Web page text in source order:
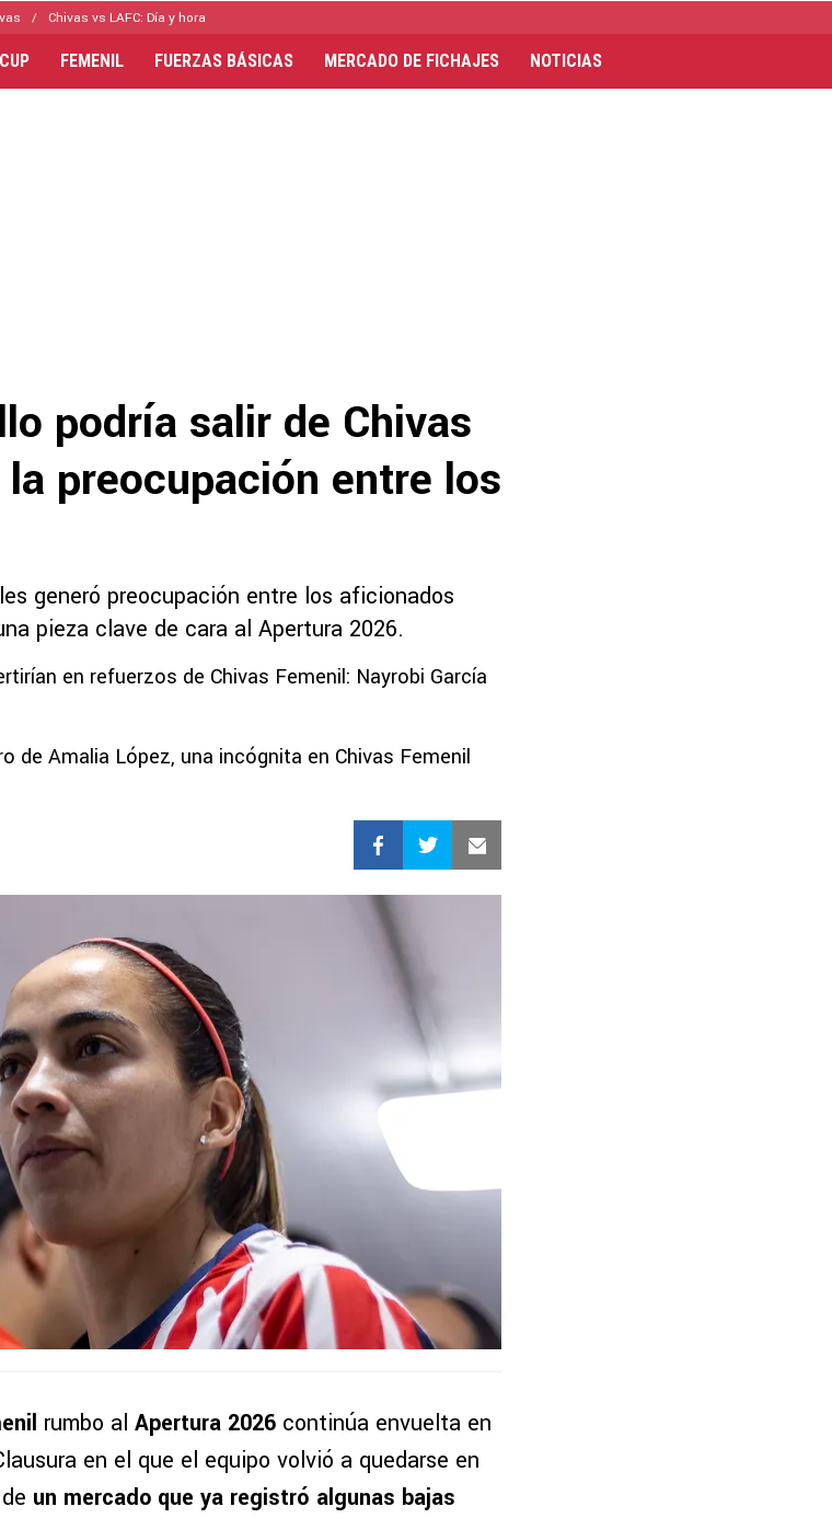
Chivas vs LAFC: Día y hora
FEMENIL FUERZAS BÁSICAS MERCADO DE FICHAJES NOTICIAS
podría salir de Chivas
preocupación entre los
generó preocupación entre los aficionados
pieza clave de cara al Apertura 2026.
en refuerzos de Chivas Femenil: Nayrobi García
de Amalia López, una incógnita en Chivas Femenil
rumbo al Apertura 2026 continúa envuelta en
en el que el equipo volvió a quedarse en
un mercado que ya registró algunas bajas